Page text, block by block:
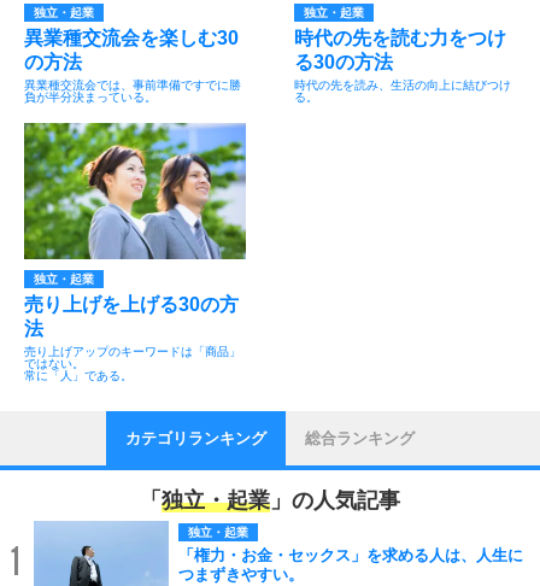
独立・起業
異業種交流会を楽しむ30
の方法
異業種交流会では、事前準備ですでに勝
負が半分決まっている。
独立・起業
時代の先を読む力をつけ
る30の方法
時代の先を読み、生活の向上に結びつけ
る。
独立・起業
売り上げを上げる30の方
法
売り上げアップのキーワードは「商品」
ではない。
常に「人」である。
カテゴリランキング 総合ランキング
「 独立・起業 」の人気記事
1
独立・起業
「権力・お金・セックス」を求める人は、人生に
つまずきやすい。